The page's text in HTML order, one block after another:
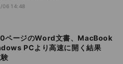
06 14:48
PCより高速に開く結果